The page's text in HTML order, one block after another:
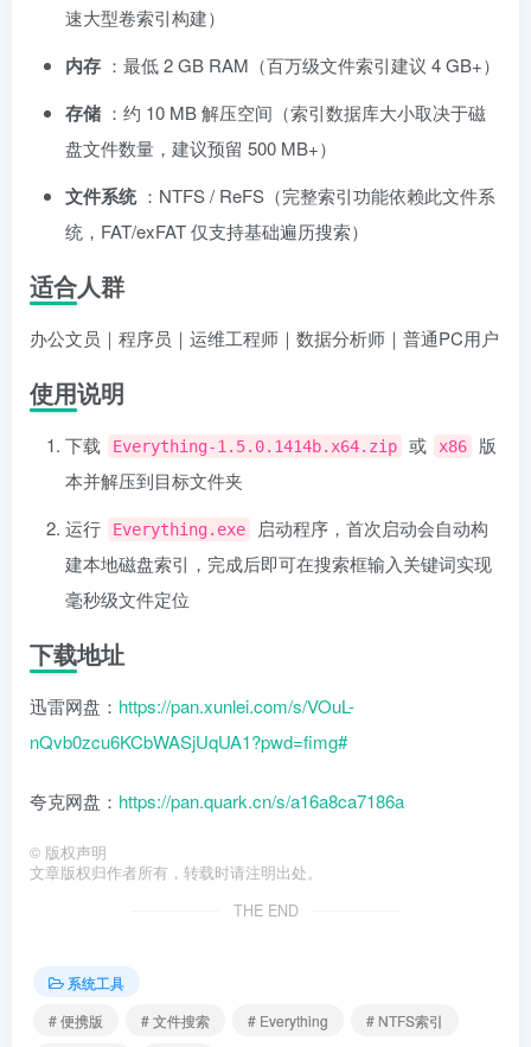
速大型卷索引构建）
内存 ：最低 2 GB RAM（百万级文件索引建议 4 GB+）
存储 ：约 10 MB 解压空间（索引数据库大小取决于磁
盘文件数量，建议预留 500 MB+）
文件系统：NTFS / ReFS（完整索引功能依赖此文件系
统，FAT/exFAT 仅支持基础遍历搜索）
适合人群
办公文员｜程序员｜运维工程师｜数据分析师｜普通PC用户
使用说明
下载 Everything-1.5.0.1414b.x64.zip 或 x86
版
本并解压到目标文件夹
运行
Everything.exe
启动程序，首次启动会自动构
建本地磁盘索引，完成后即可在搜索框输入关键词实现
毫秒级文件定位
下载地址
迅雷网盘： https://pan.xunlei.com/s/VOuL-
nQvb0zcu6KCbWASjUqUA1?pwd=fimg#
夸克网盘： https://pan.quark.cn/s/a16a8ca7186a
© 版权声明
文章版权归作者所有，转载时请注明出处。
THE END
系统工具
# 便携版
# 文件搜索 # Everything
# NTFS索引